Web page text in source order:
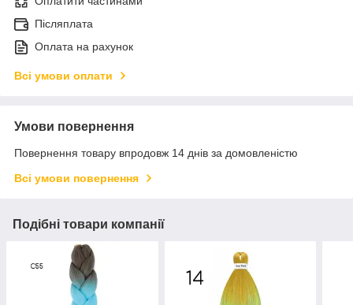
Післяплата
Оплата на рахунок
Всі умови оплати
Умови повернення
Повернення товару впродовж 14 днів за домовленістю
Всі умови повернення
Подібні товари компанії